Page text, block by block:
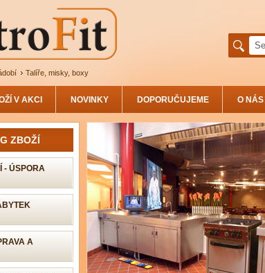
Talíře, misky, boxy
V AKCI NOVINKY DOPORUČUJEME O NÁS
ZBOŽÍ
- ÚSPORA
A